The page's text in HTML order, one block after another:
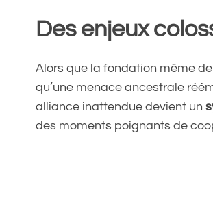
Des enjeux
Alors que la fondation même
qu’une menace ancestrale
alliance inattendue devient un
des moments poignants de